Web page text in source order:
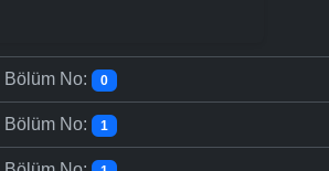
Bölüm No: 0
Bölüm No: 1